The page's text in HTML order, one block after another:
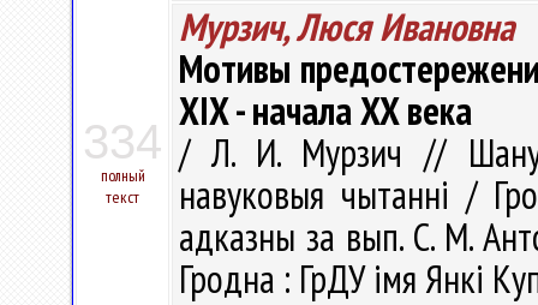
334
полный
текст
Мурзич, Люся Ивановна
Мотивы
XIX - начала XX века
/ Л. И. Мурзич //
навуковыя чытаннi /
адказны за вып. С. М.
Гродна : ГрДУ імя Янкі